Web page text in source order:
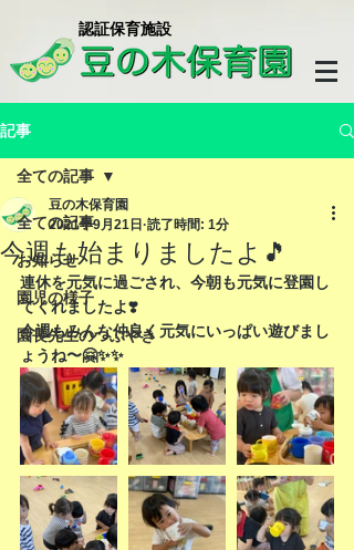
​認証保育施設
記事
全ての記事
お知らせ
園児の様子
園長先生のつぶやき
全ての記事
今週も始まりましたよ🎵
豆の木保育園
2021年9月21日 読了時間: 1分
連休を元気に過ごされ、今朝も元気に登園し
てくれましたよ❣️
今週もみんな仲良く元気にいっぱい遊びまし
ょうね〜🤗✨✨